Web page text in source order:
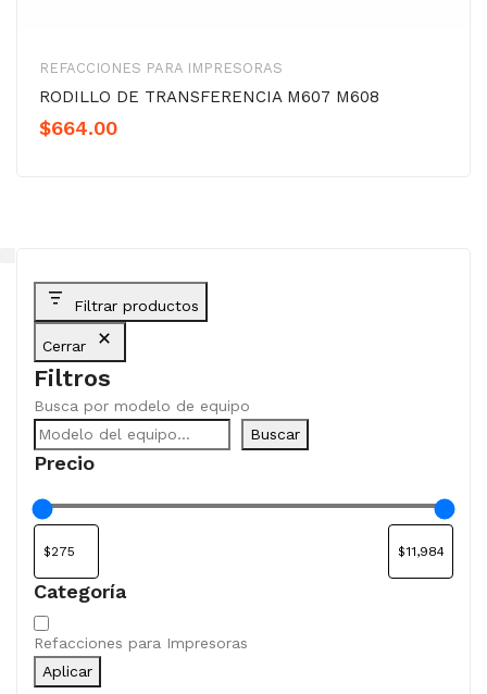
REFACCIONES PARA IMPRESORAS
RODILLO DE TRANSFERENCIA M607 M608
$664.00
Filtrar productos
Cerrar
Filtros
Busca por modelo de equipo
Buscar
Precio
Categoría
Categoría
Refacciones para Impresoras
Aplicar